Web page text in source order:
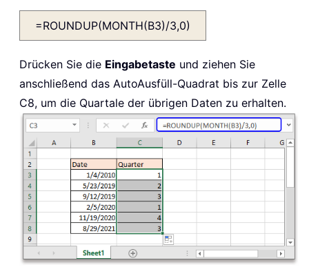
=ROUNDUP(MONTH(B3)/3,0)
Drücken Sie die Eingabetaste und ziehen Sie
anschließend das AutoAusfüll-Quadrat bis zur Zelle
C8, um die Quartale der übrigen Daten zu erhalten.